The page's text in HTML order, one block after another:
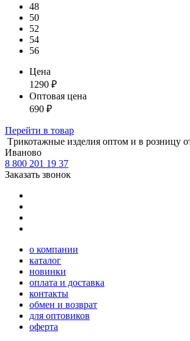
48
50
52
54
56
Цена
1290 ₽
Оптовая цена
690 ₽
Перейти в товар
Tрикотажные изделия оптом и в розницу
Иваново
8 800 201 19 37
Заказать звонок
о компании
каталог
новинки
оплата и доставка
контакты
обмен и возврат
для оптовиков
оферта